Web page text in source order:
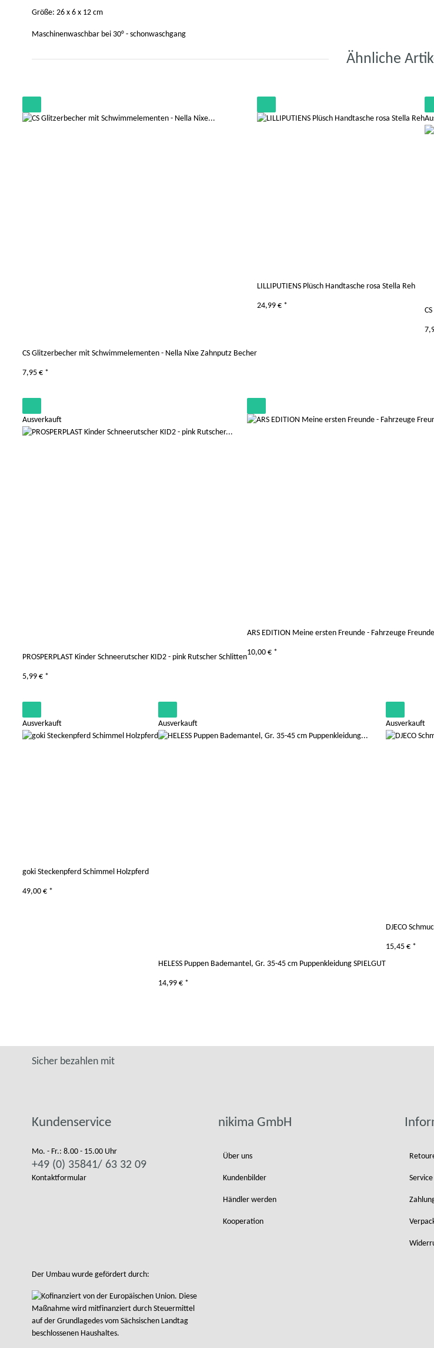
Größe: 26 x 6 x 12 cm
Maschinenwaschbar bei 30° - schonwaschgang
Ähnliche
CS Glitzerbecher mit Schwimmelementen - Nella Nixe Zahnputz Becher
7,95 € *
LILLIPUTIENS Plüsch Handtasche rosa Stella Reh
24,99 € *
Ausverkauft
PROSPERPLAST Kinder Schneerutscher KID2 - pink Rutscher Schlitten
5,99 € *
ARS EDITION Meine ersten Freunde - Fahrzeuge
10,00 € *
Ausverkauft
goki Steckenpferd Schimmel Holzpferd
49,00 € *
Ausverkauft
HELESS Puppen Bademantel, Gr. 35-45 cm Puppenkleidung SPIELGUT
14,99 € *
Ausverkauft
DJECO
15,45 € *
Sicher bezahlen mit
Kundenservice
Mo. - Fr.: 8.00 - 15.00 Uhr
+49 (0) 35841/ 63 32 09
Kontaktformular
nikima GmbH
Über uns
Kundenbilder
Händler werden
Kooperation
Service
Der Umbau wurde gefördert durch: